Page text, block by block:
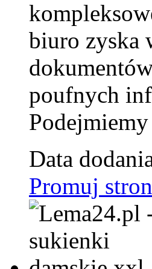
biuro zyska
poufnych
Data
Promuj